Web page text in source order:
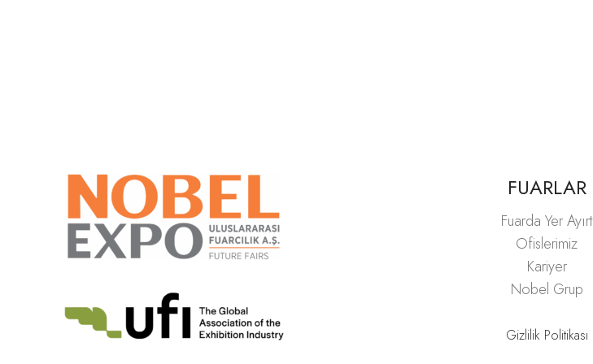
FUARLAR
Fuarda Yer Ayırt
Ofislerimiz
Kariyer
Nobel Grup
Gizlilik Politikası